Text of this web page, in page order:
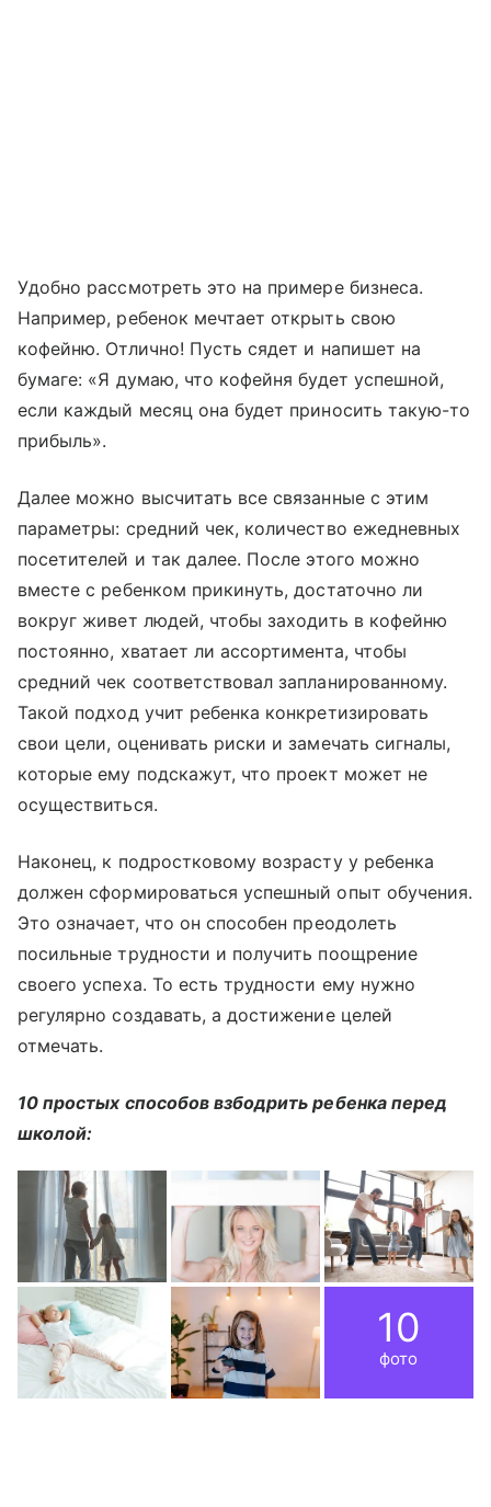
Удобно рассмотреть это на примере бизнеса.
Например, ребенок мечтает открыть свою
кофейню. Отлично! Пусть сядет и напишет на
бумаге: «Я думаю, что кофейня будет успешной,
если каждый месяц она будет приносить такую-то
прибыль».
Далее можно высчитать все связанные с этим
параметры: средний чек, количество ежедневных
посетителей и так далее. После этого можно
вместе с ребенком прикинуть, достаточно ли
вокруг живет людей, чтобы заходить в кофейню
постоянно, хватает ли ассортимента, чтобы
средний чек соответствовал запланированному.
Такой подход учит ребенка конкретизировать
свои цели, оценивать риски и замечать сигналы,
которые ему подскажут, что проект может не
осуществиться.
Наконец, к подростковому возрасту у ребенка
должен сформироваться успешный опыт обучения.
Это означает, что он способен преодолеть
посильные трудности и получить поощрение
своего успеха. То есть трудности ему нужно
регулярно создавать, а достижение целей
отмечать.
10 простых способов взбодрить ребенка перед
школой:
10
фото